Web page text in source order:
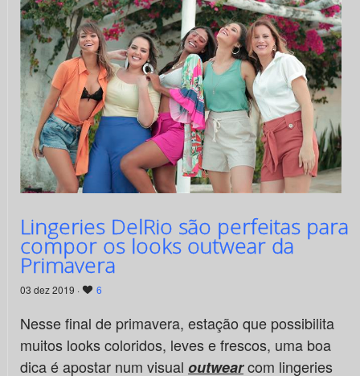
Lingeries DelRio são perfeitas para
compor os looks outwear da
Primavera
03 dez 2019 · 6
Nesse final de primavera, estação que possibilita
muitos looks coloridos, leves e frescos, uma boa
dica é apostar num visual outwearcom lingeries